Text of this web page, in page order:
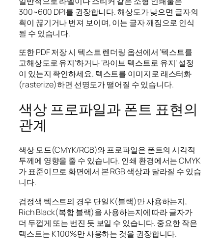
300~600 DPI를 권장합니다. 해상도가 낮으면 글자의
획이 끊기거나 번져 보이며, 이는 글자 깨짐으로 인식
될 수 있습니다.
또한 PDF 저장 시 텍스트 렌더링 옵션에서 ‘텍스트를
고해상도로 유지’하거나 ‘라이브 텍스트로 유지’ 설정
이 있는지 확인하세요. 텍스트를 이미지로 래스터화
(rasterize)하면 선명도가 떨어질 수 있습니다.
색상 프로파일과 폰트 표현의
관계
색상 모드(CMYK/RGB)와 프로파일은 폰트의 시각적
두께에 영향을 줄 수 있습니다. 인쇄 환경에서는 CMYK
가 표준이므로 화면에서 본 RGB 색상과 달라질 수 있습
니다.
검정색 텍스트의 경우 단일 K(블랙)만 사용하는지,
Rich Black(복합 블랙)을 사용하는지에 따라 글자가
더 두껍게 또는 번진 듯 보일 수 있습니다. 중요한 작은
텍스트는 K 100%만 사용하는 것을 권장합니다.